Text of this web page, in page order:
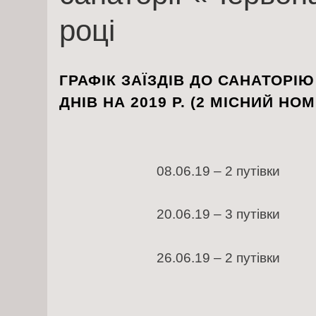
році
ГРАФІК ЗАЇЗДІВ ДО
ДНІВ НА 2019 Р. (2 МІСНИЙ
08.06.19 – 2
20.06.19 – 3
26.06.19 – 2